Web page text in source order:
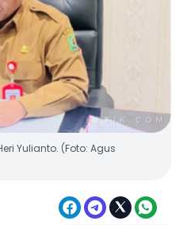
Yulianto. (Foto: Agus